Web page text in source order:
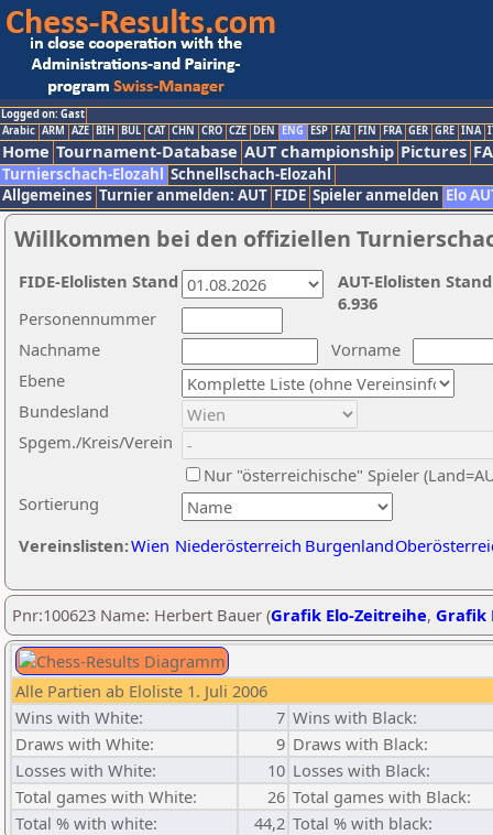
Logged on: Gast
Arabic ARM AZE BIH BUL CAT CHN CRO CZE DEN ENG ESP FAI FIN FRA GER GRE INA
Home Tournament-Database AUT championship Pictures
Turnierschach-Elozahl Schnellschach-Elozahl
Allgemeines Turnier anmelden: AUT FIDE Spieler anmelden Elo
Willkommen bei den offiziellen
Nachname
Vorname
Ebene
Sortierung
Personennummer
Bundesland
Spgem./Kreis/Verein
Nur "österreichische" Spieler
Vereinslisten:Wien Niederösterreich Burgenland
AUT-Elolisten
6.936
FIDE-Elolisten Stand
Pnr:100623 Name: Herbert Bauer (Grafik Elo-Zeitreihe, Grafik
Alle Partien ab Eloliste 1. Juli 2006
Wins with White:
7 Wins with Black:
Draws with White:
9 Draws with Black:
Losses with White:
10 Losses with Black:
Total games with White:
26 Total games with Black:
Total % with white:
44,2 Total % with black: